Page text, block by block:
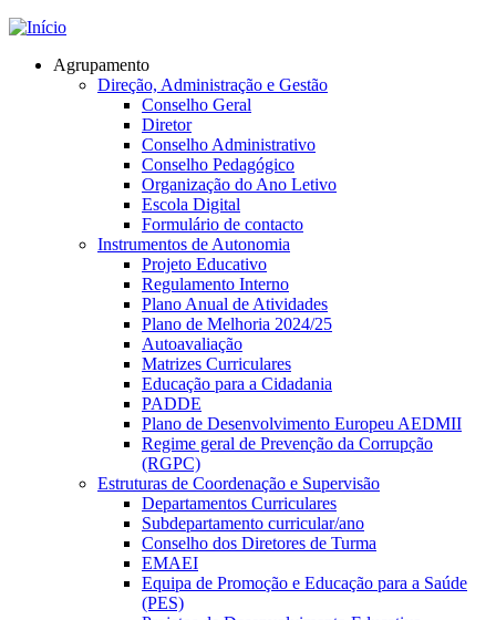
Jump to navigation
Agrupamento
Direção, Administração e Gestão
Conselho Geral
Diretor
Conselho Administrativo
Conselho Pedagógico
Organização do Ano Letivo
Escola Digital
Formulário de contacto
Instrumentos de Autonomia
Projeto Educativo
Regulamento Interno
Plano Anual de Atividades
Plano de Melhoria 2024/25
Autoavaliação
Matrizes Curriculares
Educação para a Cidadania
PADDE
Plano de Desenvolvimento Europeu AEDMII
Regime geral de Prevenção da Corrupção
(RGPC)
Estruturas de Coordenação e Supervisão
Departamentos Curriculares
Subdepartamento curricular/ano
Conselho dos Diretores de Turma
EMAEI
Equipa de Promoção e Educação para a Saúde
(PES)